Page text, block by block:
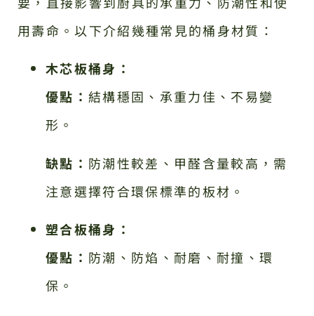
用壽命。以下介紹幾種常見的桶身材質：
木芯板桶身：
優點：結構穩固、承重力佳、不易變
形。
缺點： 防潮性較差、甲醛含量較高，需
注意選擇符合環保標準的板材。
塑合板桶身：
優點： 防潮、防焰、耐磨、耐撞、環
保。